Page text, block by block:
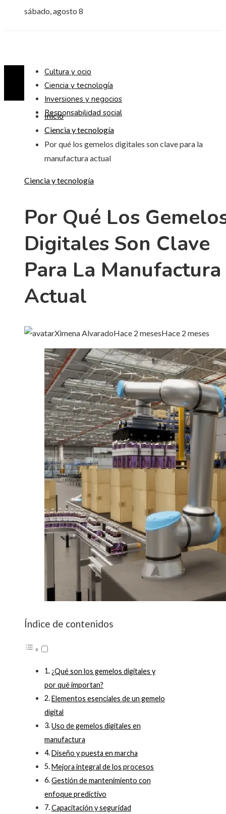
sábado, agosto 8
Cultura y ocio
Ciencia y tecnología
Inversiones y negocios
Responsabilidad social
Inicio
Ciencia y tecnología
Por qué los gemelos digitales son clave para la
manufactura actual
Ciencia y tecnología
Por Qué Los
Digitales Son Clave
Para La Manufactura
Actual
Ximena AlvaradoHace 2 mesesHace 2 meses
Índice de contenidos
¿Qué son los gemelos digitales y
por qué importan?
Elementos esenciales de un gemelo
digital
Uso de gemelos digitales en
manufactura
Diseño y puesta en marcha
Mejora integral de los procesos
Gestión de mantenimiento con
enfoque predictivo
Capacitación y seguridad